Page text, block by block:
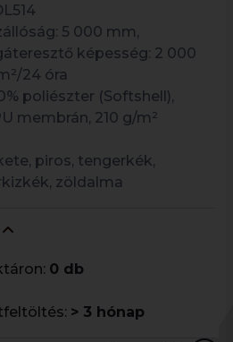
5 000 mm,
képesség: 2 000
24 óra
poliészter (Softshell),
membrán, 210 g/m²
piros, tengerkék,
zöldalma
0 db
> 3 hónap